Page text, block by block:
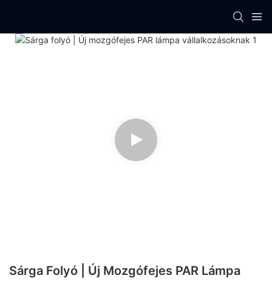
Sárga Folyó | Új Mozgófejes PAR Lámpa